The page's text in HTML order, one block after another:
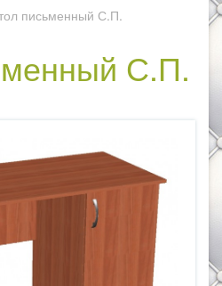
письменный С.П.
С.П.